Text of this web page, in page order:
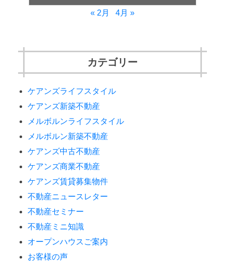
« 2月 4月 »
カテゴリー
ケアンズライフスタイル
ケアンズ新築不動産
メルボルンライフスタイル
メルボルン新築不動産
ケアンズ中古不動産
ケアンズ商業不動産
ケアンズ賃貸募集物件
不動産ニュースレター
不動産セミナー
不動産ミニ知識
オープンハウスご案内
お客様の声